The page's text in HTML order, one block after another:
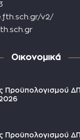
v2/
Οικονομικά
Προϋπολογισμού
Προϋπολογισμού